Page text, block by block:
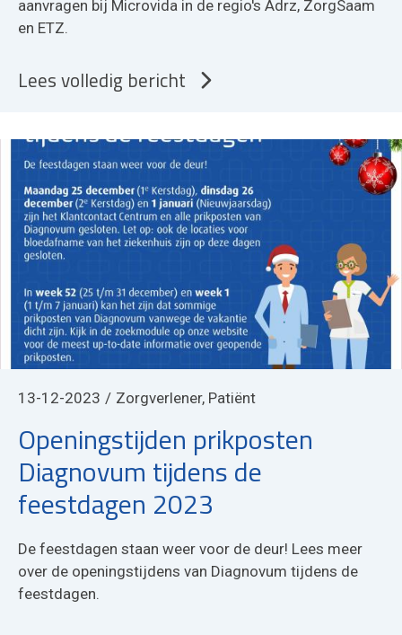
aanvragen bij Microvida in de regio's Adrz, ZorgSaam
en ETZ.
Lees volledig bericht
13-12-2023 Zorgverlener, Patiënt
Openingstijden prikposten
Diagnovum tijdens de
feestdagen 2023
De feestdagen staan weer voor de deur! Lees meer
over de openingstijdens van Diagnovum tijdens de
feestdagen.